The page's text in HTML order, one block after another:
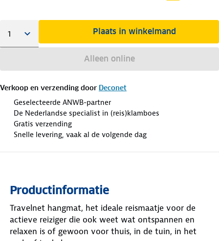
Plaats in winkelmand
Alleen online
Verkoop en verzending door Deconet
Geselecteerde ANWB-partner
De Nederlandse specialist in (reis)klamboes
Gratis verzending
Snelle levering, vaak al de volgende dag
Productinformatie
Travelnet hangmat, het ideale reismaatje voor de
actieve reiziger die ook weet wat ontspannen en
relaxen is of gewoon voor thuis, in de tuin, in het